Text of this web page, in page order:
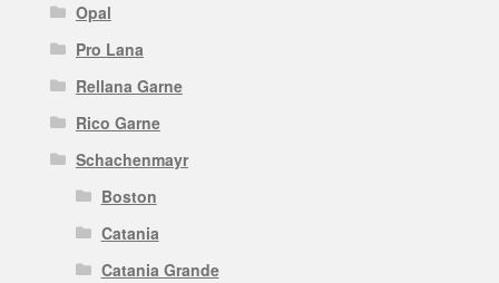
Opal
Pro Lana
Rellana Garne
Rico Garne
Schachenmayr
Boston
Catania
Catania Grande